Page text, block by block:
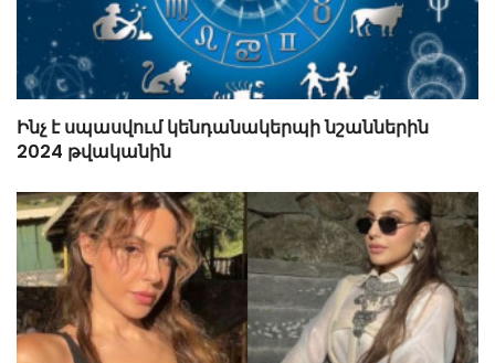
Ինչ է սպասվում կենդանակերպի նշաններին
2024 թվականին